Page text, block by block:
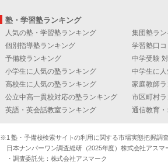
塾・学習塾ランキング
人気の塾・学習塾ランキング
集団塾ラ
個別指導塾ランキング
学習塾口
予備校ランキング
中学受験
小学生に人気の塾ランキング
中学生に
高校生に人気の塾ランキング
家庭教師
公立中高一貫校対応の塾ランキング
市区町村
英語・英会話教室ランキング
通信教育
※1 塾・予備校検索サイトの利用に関する市場実態把握調
日本ナンバーワン調査総研（2025年度）株式会社アスマ
・調査委託先：株式会社アスマーク